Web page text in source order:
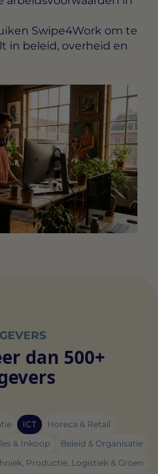
Swipe4Work om te
in beleid, overheid en
dan 500+
ICT
Horeca & Retail
& Inkoop
Beleid & Organisatie
Productie, Logistiek & Groen